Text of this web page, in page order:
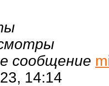
сообщение
14:14